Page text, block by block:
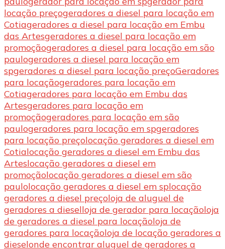
locação preçogeradores a diesel para locação em
Cotiageradores a diesel para locação em Embu
das Artesgeradores a diesel para locação em
promoçãogeradores a diesel para locação em são
paulogeradores a diesel para locação em
spgeradores a diesel para locação preçoGeradores
para locaçãogeradores para locação em
Cotiageradores para locação em Embu das
Artesgeradores para locação em
promoçãogeradores para locação em são
paulogeradores para locação em spgeradores
para locação preçolocação geradores a diesel em
Cotialocação geradores a diesel em Embu das
Arteslocação geradores a diesel em
promoçãolocação geradores a diesel em são
paulolocação geradores a diesel em splocação
geradores a diesel preçoloja de aluguel de
geradores a dieselloja de gerador para locaçãoloja
de geradores a diesel para locaçãoloja de
geradores para locaçãoloja de locação geradores a
dieselonde encontrar aluguel de geradores a